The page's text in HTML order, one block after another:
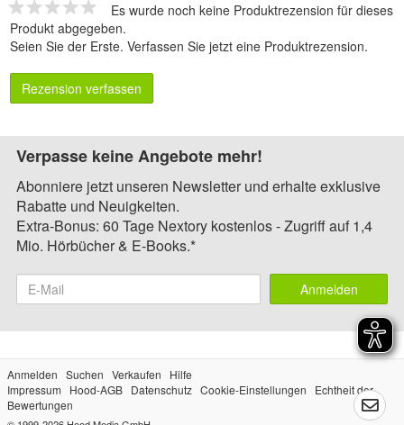
Es wurde noch keine Produktrezension für dieses
Produkt abgegeben.
Seien Sie der Erste. Verfassen Sie jetzt eine Produktrezension.
Rezension verfassen
Verpasse keine Angebote mehr!
Abonniere jetzt unseren Newsletter und erhalte exklusive
Rabatte und Neuigkeiten.
Extra-Bonus: 60 Tage Nextory kostenlos - Zugriff auf 1,4
Mio. Hörbücher & E-Books.*
Anmelden
Anmelden Suchen Verkaufen
Hilfe
Impressum
Hood-AGB Datenschutz Cookie-Einstellungen
Echtheit der
Bewertungen